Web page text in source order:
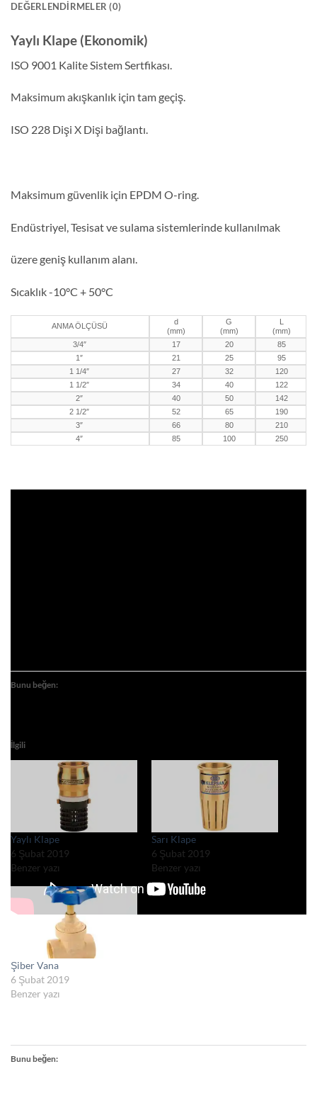
DEĞERLENDIRMELER (0)
Yaylı Klape (Ekonomik)
ISO 9001 Kalite Sistem Sertfikası.
Maksimum akışkanlık için tam geçiş.
ISO 228 Dişi X Dişi bağlantı.
Maksimum güvenlik için EPDM O-ring.
Endüstriyel, Tesisat ve sulama sistemlerinde kullanılmak
üzere geniş kullanım alanı.
Sıcaklık -10°C + 50°C
ANMA ÖLÇÜSÜ
d
(mm)
G
(mm)
L
(mm)
3/4″
17 20
85
1″
21 25
95
1 1/4″
27 32
120
1 1/2″
34 40
122
2″
40 50
142
2 1/2″
52 65
190
3″
66 80
210
4″
85 100 250
Bunu beğen:
İlgili
Yaylı Klape
6 Şubat 2019
Benzer yazı
Sarı Klape
6 Şubat 2019
Benzer yazı
Şiber Vana
6 Şubat 2019
Benzer yazı
Bunu beğen: